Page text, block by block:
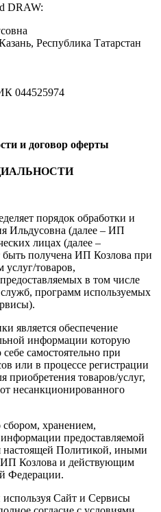
DRAW:
Республика Татарстан
044525974
и договор оферты
порядок обработки и
Ильдусовна (далее – ИП
лицах (далее –
быть получена ИП Козлова при
услуг/товаров,
в том числе
программ используемых
является обеспечение
информации которую
самостоятельно при
или в процессе регистрации
приобретения товаров/услуг,
несанкционированного
хранением,
предоставляемой
настоящей Политикой, иными
Козловa и действующим
Федерации.
используя Сайт и Сервисы